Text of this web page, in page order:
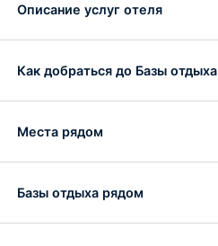
Описание услуг отеля
Как добраться до Базы отдыха
Места рядом
Базы отдыха рядом